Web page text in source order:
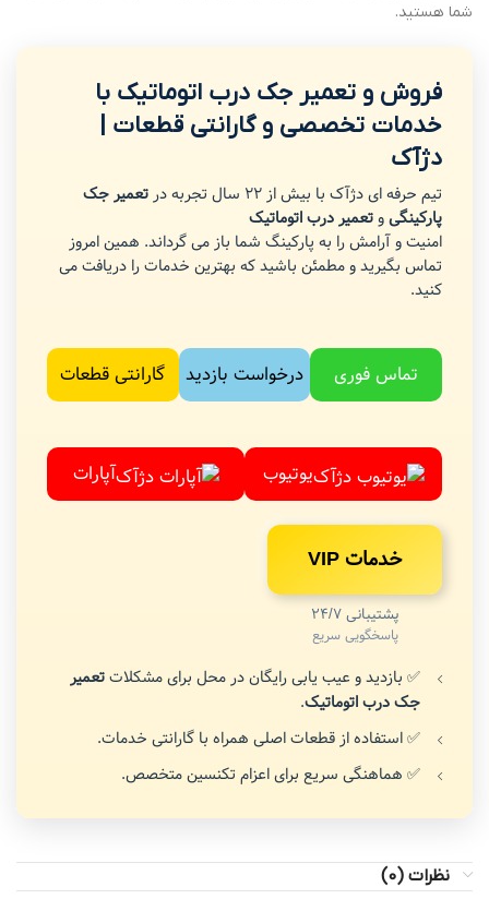
شما هستید.
فروش و تعمیر جک درب اتوماتیک با
خدمات تخصصی و گارانتی قطعات |
دژآک
تیم حرفه ای دژآک با بیش از 22 سال تجربه در
تعمیر جک
پارکینگیو تعمیر درب اتوماتیک
امنیت و آرامش را به پارکینگ شما باز می گرداند. همین امروز
تماس بگیرید و مطمئن باشید که بهترین خدمات را دریافت می
کنید.
تماس فوری درخواست بازدید گارانتی قطعات
یوتیوب آپارات
خدمات VIP
پشتیبانی 24/7
پاسخگویی سریع
✅ بازدید و عیب یابی رایگان در محل برای مشکلاتتعمیر
جک درب اتوماتیک.
✅ استفاده از قطعات اصلی همراه با گارانتی خدمات.
✅ هماهنگی سریع برای اعزام تکنسین متخصص.
نظرات (0)